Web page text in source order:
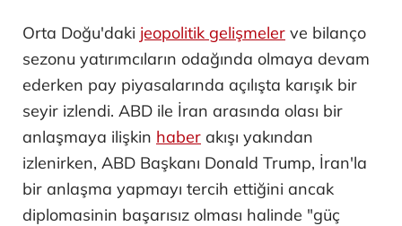
Orta Doğu'daki jeopolitik gelişmeler ve bilanço
sezonu yatırımcıların odağında olmaya devam
ederken pay piyasalarında açılışta karışık bir
seyir izlendi. ABD ile İran arasında olası bir
anlaşmaya ilişkin haber akışı yakından
izlenirken, ABD Başkanı Donald Trump, İran'la
bir anlaşma yapmayı tercih ettiğini ancak
diplomasinin başarısız olması halinde "güç